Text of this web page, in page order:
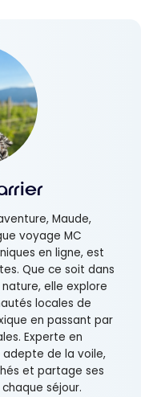
Maude,
voyage MC
en ligne, est
Que ce soit dans
elle explore
locales de
en passant par
Experte en
de la voile,
et partage ses
séjour.